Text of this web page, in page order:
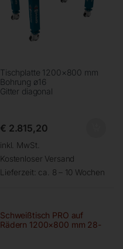
Tischplatte 1200×800 mm
Bohrung ø16
Gitter diagonal
€ 2.815,20
inkl. MwSt.
Kostenloser Versand
Lieferzeit: ca. 8 – 10 Wochen
Schweißtisch PRO auf
Rädern 1200×800 mm 28-